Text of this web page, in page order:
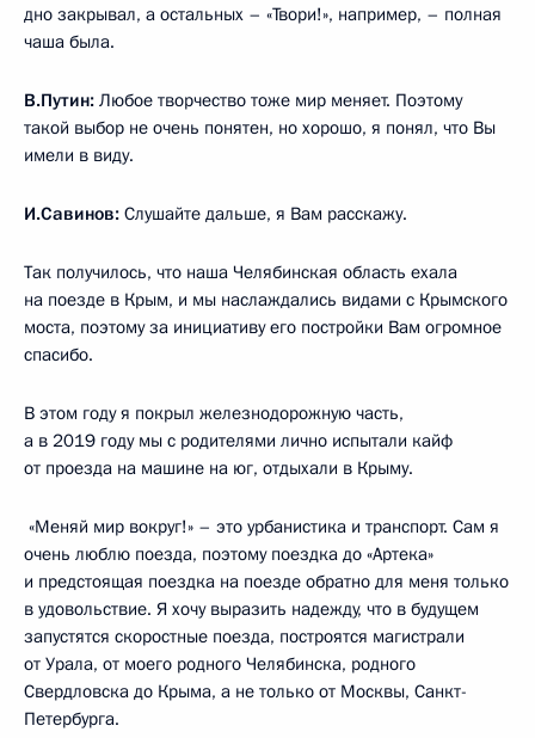
дно закрывал, а остальных – «Твори!», например, – полная
чаша была.
В.Путин: Любое творчество тоже мир меняет. Поэтому
такой выбор не очень понятен, но хорошо, я понял, что Вы
имели в виду.
И.Савинов: Слушайте дальше, я Вам расскажу.
Так получилось, что наша Челябинская область ехала
на поезде в Крым, и мы наслаждались видами с Крымского
моста, поэтому за инициативу его постройки Вам огромное
спасибо.
В этом году я покрыл железнодорожную часть,
а в 2019 году мы с родителями лично испытали кайф
от проезда на машине на юг, отдыхали в Крыму.
«Меняй мир вокруг!» – это урбанистика и транспорт. Сам я
очень люблю поезда, поэтому поездка до «Артека»
и предстоящая поездка на поезде обратно для меня только
в удовольствие. Я хочу выразить надежду, что в будущем
запустятся скоростные поезда, построятся магистрали
от Урала, от моего родного Челябинска, родного
Свердловска до Крыма, а не только от Москвы, Санкт-
Петербурга.